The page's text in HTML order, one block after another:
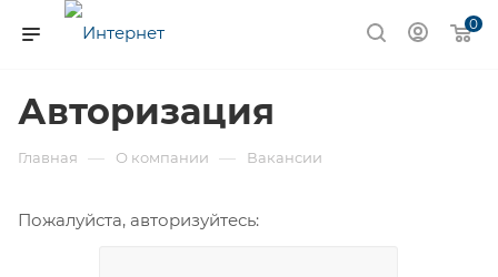
0
Авторизация
Главная — О компании — Вакансии
Пожалуйста, авторизуйтесь: